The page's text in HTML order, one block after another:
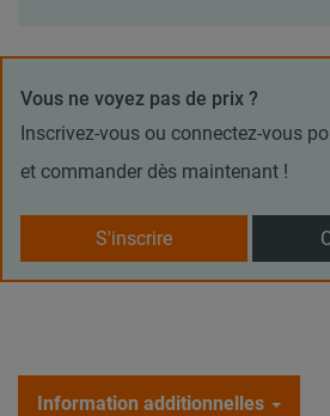
Vous ne voyez pas de prix ?
Inscrivez-vous ou connectez-vous
et commander dès maintenant !
S'inscrire
Information additionnelles